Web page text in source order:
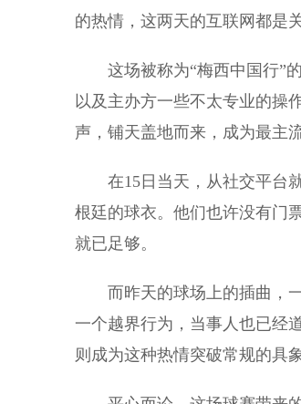
的热情，这两天的互联网都是
这场被称为“梅西中国行”的
以及主办方一些不太专业的操
声，铺天盖地而来，成为最主
在15日当天，从社交平台就
根廷的球衣。他们也许没有门
就已足够。
而昨天的球场上的插曲，一
一个越界行为，当事人也已经
则成为这种热情突破常规的具